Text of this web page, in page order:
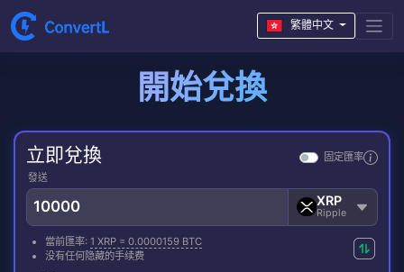
繁體中文
開始兌換
立即兌換 固定匯率
發送
XRP
Ripple
當前匯率: 1 XRP = 0.0000159 BTC
没有任何隐藏的手续费